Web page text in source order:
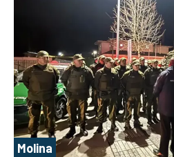
Molina